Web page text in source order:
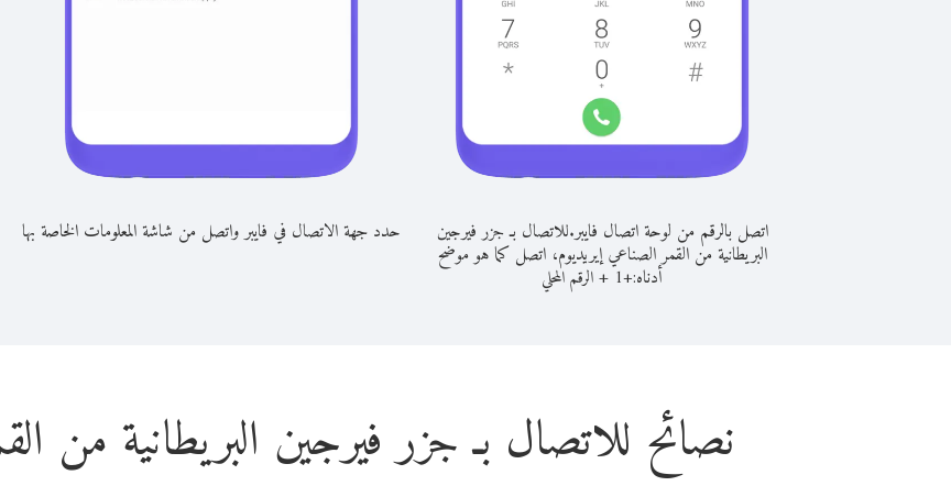
اتصل بالرقم من لوحة اتصال فايبر.للاتصال بـ جزر فيرجين
البريطانية من القمر الصناعي إيريديوم، اتصل كما هو موضح
أدناه:+
1
+الرقم المحلي
حدد جهة الاتصال في فايبر واتصل من شاشة المعلومات الخاصة بها
نصائح للاتصال بـ جزر فيرجين البريطانية من